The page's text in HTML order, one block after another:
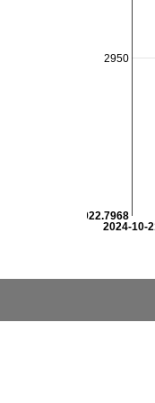
2024-10-
2950
2922.7968